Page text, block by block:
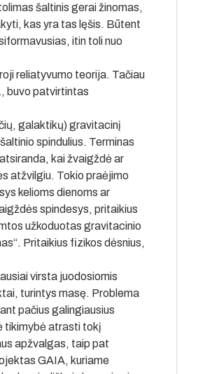
šaltinis gerai žinomas,
kas yra tas lęšis. Būtent
itin toli nuo
reliatyvumo teorija. Tačiau
buvo patvirtintas
galaktikų) gravitacinį
spindulius. Terminas
kai žvaigždė ar
atžvilgiu. Tokio praėjimo
kelioms dienoms ar
spindesys, pritaikius
užkoduotas gravitacinio
Pritaikius fizikos dėsnius,
virsta juodosiomis
turintys masę. Problema
pačius galingiausius
tikimybė atrasti tokį
apžvalgas, taip pat
GAIA, kuriame